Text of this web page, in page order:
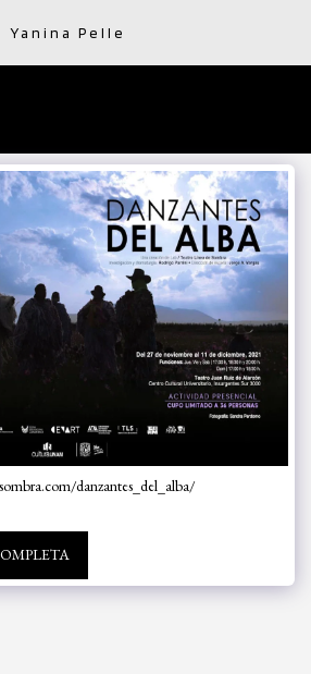
Yanina Pelle
danzantes_del_alba/